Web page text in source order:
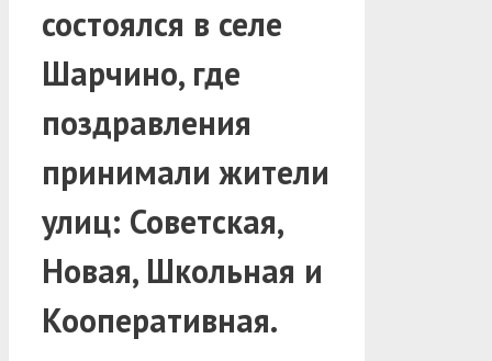
состоялся в селе
Шарчино, где
поздравления
принимали жители
улиц: Советская,
Новая, Школьная и
Кооперативная.